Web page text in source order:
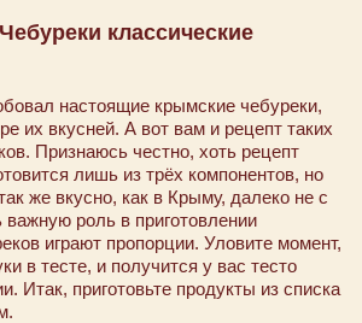
классические
настоящие крымские чебуреки,
их вкусней. А вот вам и рецепт таких
Признаюсь честно, хоть рецепт
лишь из трёх компонентов, но
же вкусно, как в Крыму, далеко не с
важную роль в приготовлении
играют пропорции. Уловите момент,
в тесте, и получится у вас тесто
Итак, приготовьте продукты из списка